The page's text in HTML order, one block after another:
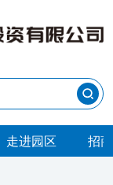
走进园区 招